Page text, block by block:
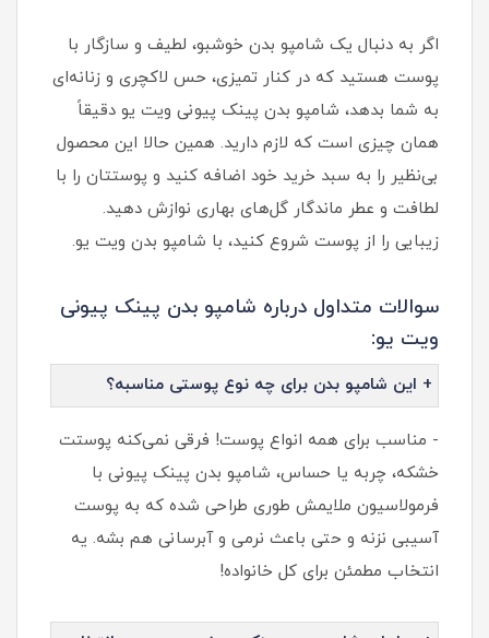
اگر به دنبال یک شامپو بدن خوشبو، لطیف و سازگار با
پوست هستید که در کنار تمیزی، حس لاکچری و زنانه‌ای
به شما بدهد، شامپو بدن پینک پیونی ویت یو دقیقاً
همان چیزی است که لازم دارید. همین حالا این محصول
بی‌نظیر را به سبد خرید خود اضافه کنید و پوستتان را با
لطافت و عطر ماندگار گل‌های بهاری نوازش دهید.
زیبایی را از پوست شروع کنید، با شامپو بدن ویت یو.
سوالات متداول درباره شامپو بدن پینک پیونی
ویت یو:
+ این شامپو بدن برای چه نوع پوستی مناسبه؟
- مناسب برای همه انواع پوست! فرقی نمی‌کنه پوستت
خشکه، چربه یا حساس، شامپو بدن پینک پیونی با
فرمولاسیون ملایمش طوری طراحی شده که به پوست
آسیبی نزنه و حتی باعث نرمی و آبرسانی هم بشه. یه
انتخاب مطمئن برای کل خانواده!